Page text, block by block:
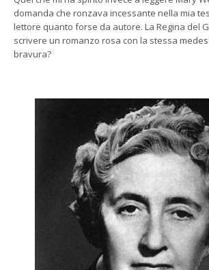
domanda che ronzava incessante nella mia
lettore quanto forse da autore. La Regina del
scrivere un romanzo rosa con la stessa
bravura?